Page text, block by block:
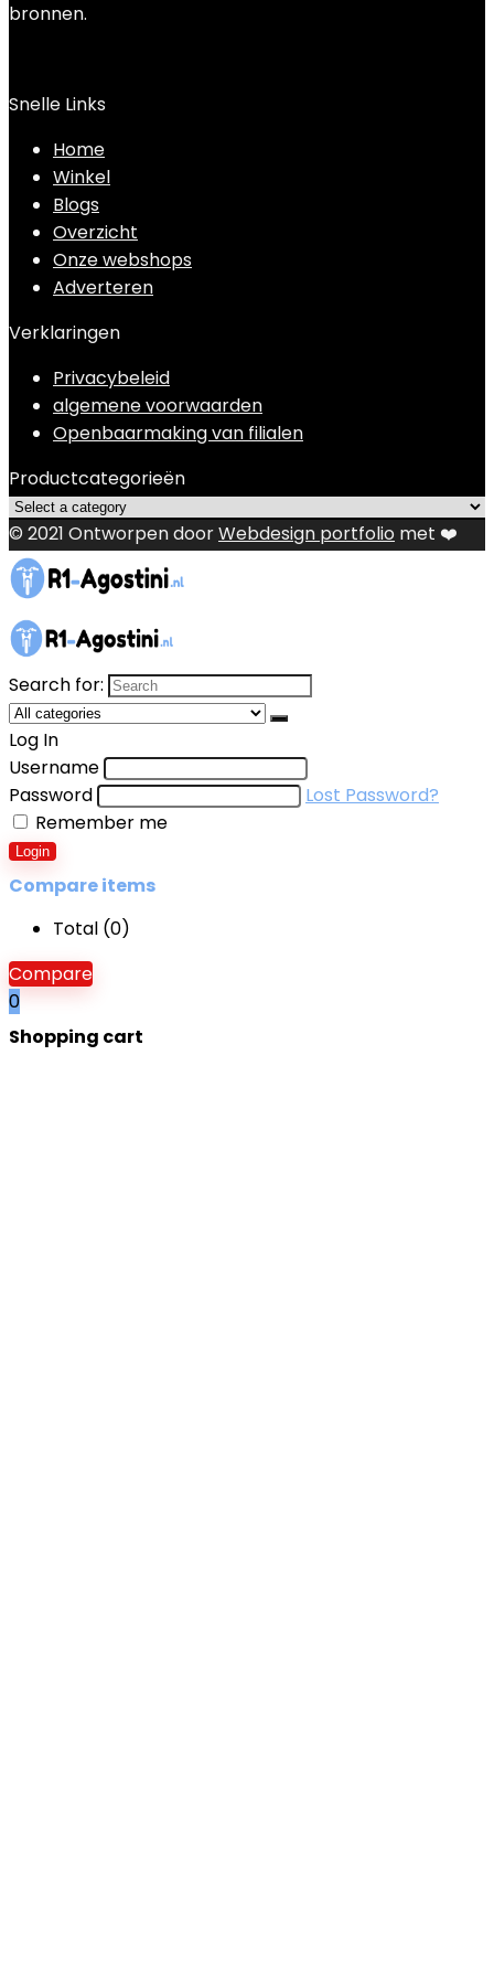
bronnen.
Snelle Links
Home
Winkel
Blogs
Overzicht
Onze webshops
Adverteren
Verklaringen
Privacybeleid
algemene voorwaarden
Openbaarmaking van filialen
Productcategorieën
© 2021 Ontworpen doorWebdesign portfolio met ❤️
Search for:
Log In
Username
Password
Lost Password?
Remember me
Login
Compare items
Total (0)
Compare
0
Shopping cart